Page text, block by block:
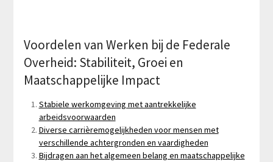
Voordelen van Werken bij de Federale
Overheid: Stabiliteit, Groei en
Maatschappelijke Impact
Stabiele werkomgeving met aantrekkelijke
arbeidsvoorwaarden
Diverse carrièremogelijkheden voor mensen met
verschillende achtergronden en vaardigheden
Bijdragen aan het algemeen belang en maatschappelijke